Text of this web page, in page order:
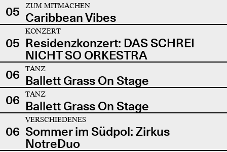
05
ZUM MITMACHEN
Caribbean Vibes
05
KONZERT
Residenzkonzert: DAS SCHREI
NICHT SO ORKESTRA
06
TANZ
Ballett Grass On Stage
06
TANZ
Ballett Grass On Stage
06
VERSCHIEDENES
Sommer im Südpol: Zirkus
NotreDuo